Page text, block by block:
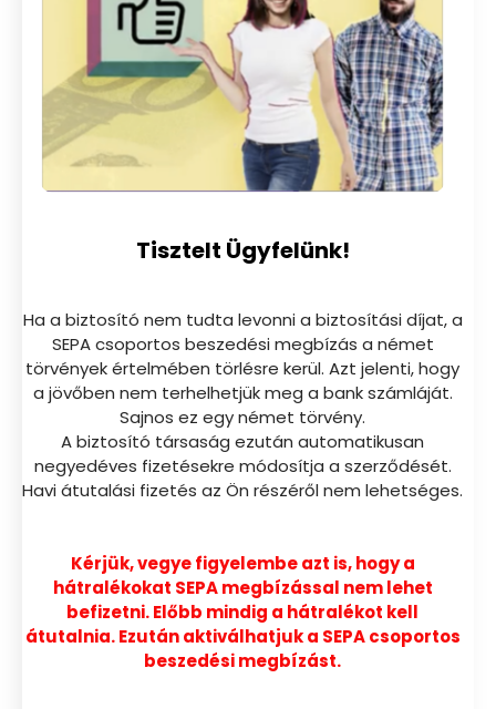
Tisztelt Ügyfelünk!
Ha a biztosító nem tudta levonni a biztosítási díjat, a
SEPA csoportos beszedési megbízás a német
törvények értelmében törlésre kerül. Azt jelenti, hogy
a jövőben nem terhelhetjük meg a bank számláját.
Sajnos ez egy német törvény.
A biztosító társaság ezután automatikusan
negyedéves fizetésekre módosítja a szerződését.
Havi átutalási fizetés az Ön részéről nem lehetséges.
Kérjük, vegye figyelembe azt is, hogy a
hátralékokat SEPA megbízással nem lehet
befizetni. Előbb mindig a hátralékot kell
átutalnia. Ezután aktiválhatjuk a SEPA csoportos
beszedési megbízást.